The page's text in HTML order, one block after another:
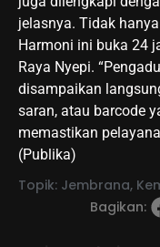
jelasnya. Tidak
Harmoni ini buka 24
Raya Nyepi.
disampaikan
saran, atau barcode
memastikan
(Publika)
Topik: Jembrana,
Bagikan: